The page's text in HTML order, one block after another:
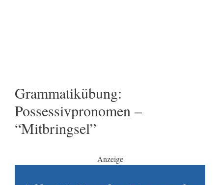
Grammatikübung:
Possessivpronomen –
“Mitbringsel”
Anzeige